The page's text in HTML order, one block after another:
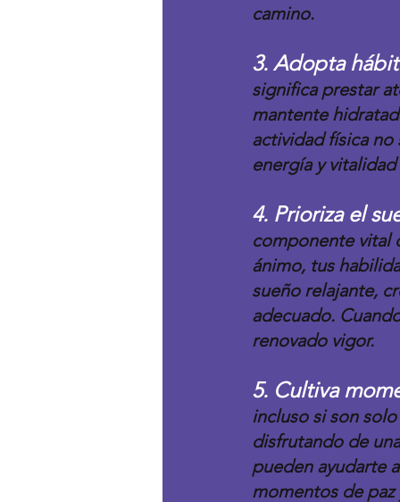
camino.
3. Adopta
significa prestar
mantente
actividad física
energía y
4. Prioriza el
componente vital
ánimo, tus
sueño relajante,
adecuado.
renovado vigor.
5. Cultiva
incluso si son
disfrutando de
pueden ayudarte
momentos de